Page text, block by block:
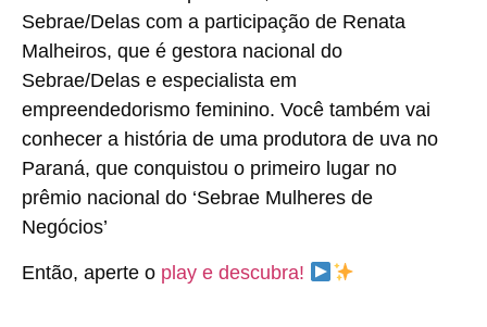
Sebrae/Delas com a participação de Renata
Malheiros, que é gestora nacional do
Sebrae/Delas e especialista em
empreendedorismo feminino. Você também vai
conhecer a história de uma produtora de uva no
Paraná, que conquistou o primeiro lugar no
prêmio nacional do ‘Sebrae Mulheres de
Negócios’
Então, aperte o play e descubra!